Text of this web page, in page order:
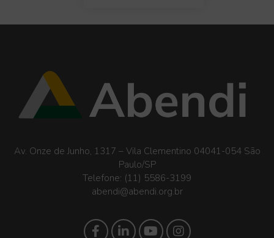
Av. Onze de Junho, 1317 – Vila Clementino 04041-054 São
Paulo/SP
Telefone: (11) 5586-3199
abendi@abendi.org.br